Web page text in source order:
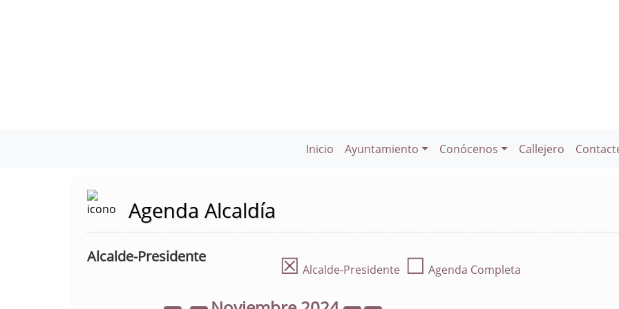
Inicio Ayuntamiento Conócenos Callejero
Agenda Alcaldía
Alcalde-Presidente ☒ Alcalde-Presidente ☐ Agenda Completa